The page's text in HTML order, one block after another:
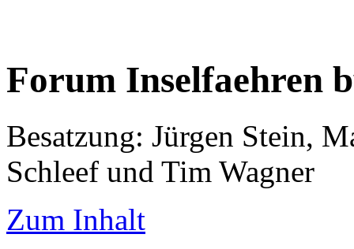
Forum Inselfaehren
Besatzung: Jürgen Stein,
Schleef und Tim Wagner
Zum Inhalt